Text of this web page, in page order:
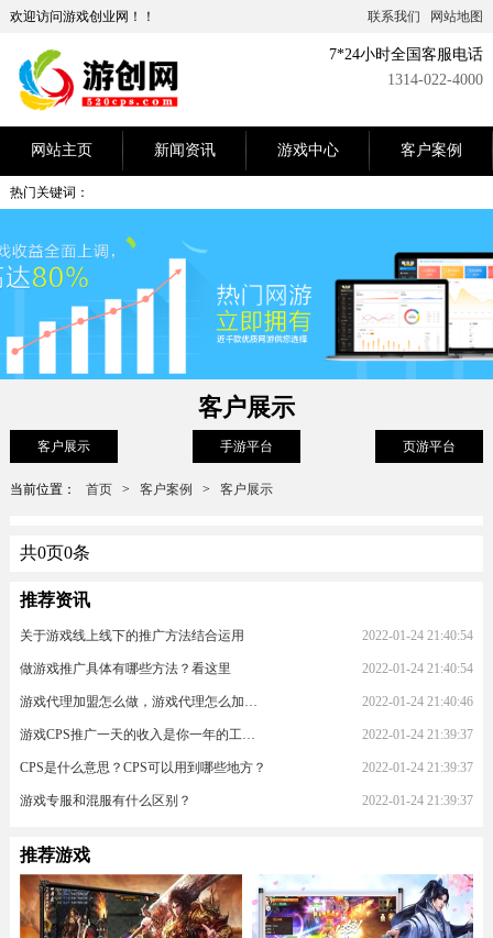
欢迎访问游戏创业网！！ 联系我们 网站地图
7*24小时全国客服电话
1314-022-4000
网站主页 新闻资讯 游戏中心 客户案例
热门关键词：
客户展示
客户展示 手游平台 页游平台
当前位置： 首页 > 客户案例 > 客户展示
共0页0条
推荐资讯
关于游戏线上线下的推广方法结合运用 2022-01-24 21:40:54
做游戏推广具体有哪些方法？看这里 2022-01-24 21:40:54
游戏代理加盟怎么做，游戏代理怎么加入？ 2022-01-24 21:40:46
游戏CPS推广一天的收入是你一年的工资！ 2022-01-24 21:39:37
CPS是什么意思？CPS可以用到哪些地方？ 2022-01-24 21:39:37
游戏专服和混服有什么区别？ 2022-01-24 21:39:37
推荐游戏